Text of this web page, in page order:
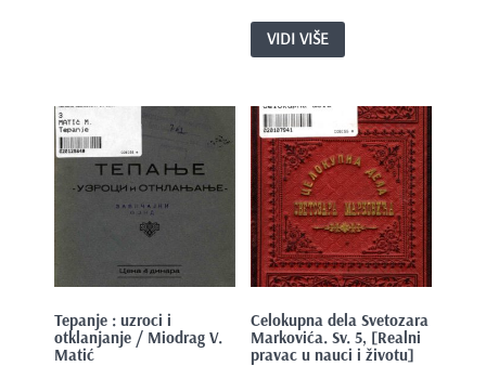
VIDI VIŠE
Tepanje : uzroci i
otklanjanje / Miodrag V.
Matić
Celokupna dela Svetozara
Markovića. Sv. 5, [Realni
pravac u nauci i životu]